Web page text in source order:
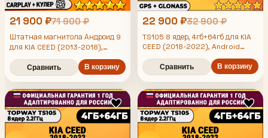
21 900 ₽71 900 ₽
Штатная магнитола Андроид 9
для KIA CEED (2013-2018),
рамка черная глянцевая, 4/64гб,
DSP, Topway TS105,
беспроводной CarPlay и Android
Auto, GPS и ГЛОНАСС
Сравнить В корзину
22 900 ₽32 900 ₽
TS105 8 ядер, 4гб+64гб для KIA
CEED (2018-2022), Android
магнитола
Сравнить В корзину